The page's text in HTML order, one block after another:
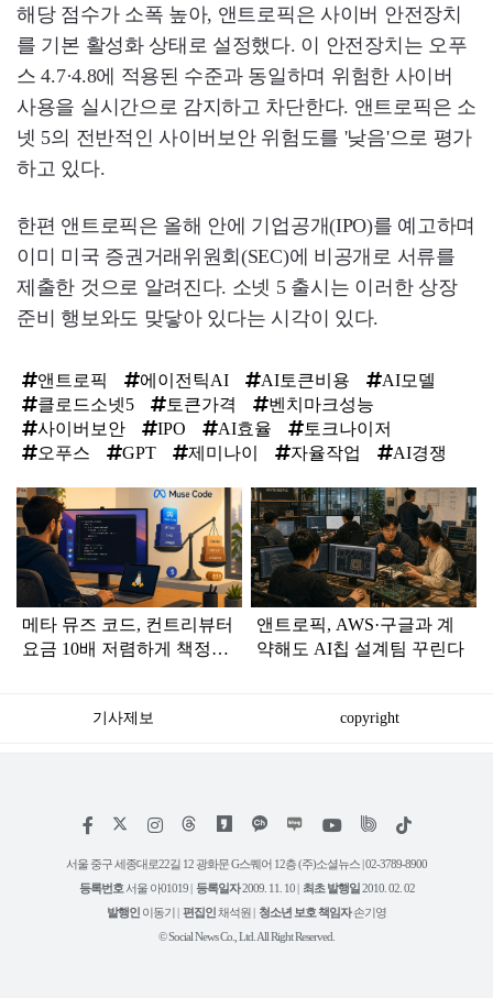
해당 점수가 소폭 높아, 앤트로픽은 사이버 안전장치
를 기본 활성화 상태로 설정했다. 이 안전장치는 오푸
스 4.7·4.8에 적용된 수준과 동일하며 위험한 사이버
사용을 실시간으로 감지하고 차단한다. 앤트로픽은 소
넷 5의 전반적인 사이버보안 위험도를 '낮음'으로 평가
하고 있다.
한편 앤트로픽은 올해 안에 기업공개(IPO)를 예고하며
이미 미국 증권거래위원회(SEC)에 비공개로 서류를
제출한 것으로 알려진다. 소넷 5 출시는 이러한 상장
준비 행보와도 맞닿아 있다는 시각이 있다.
앤트로픽 에이전틱AI AI토큰비용
AI모델
클로드소넷5
토큰가격
벤치마크성능
사이버보안
IPO AI효율
토크나이저
오푸스
GPT 제미나이 자율작업 AI경쟁
탑
라
인
메타 뮤즈 코드, 컨트리뷰터
요금 10배 저렴하게 책정했
앤트로픽, AWS·구글과 계
약해도 AI칩 설계팀 꾸린다
기사제보 copyright
페
스
북
인
타
그
램
위
트
리
유
튜
틱
서울 중구 세종대로22길 12 광화문 G스퀘어 12층 (주)소셜뉴스 | 02-3789-8900
등록번호 서울 아01019 | 등록일자2009. 11. 10 | 최초 발행일2010. 02. 02
발행인 이동기 | 편집인채석원 | 청소년 보호 책임자손기영
© Social News Co., Ltd. All Right Reserved.